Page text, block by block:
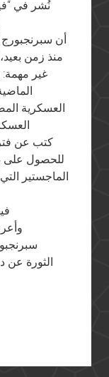
أن
منذ زمن
غير
العسكرية
كتب عن
الماجستير
الثورة عن